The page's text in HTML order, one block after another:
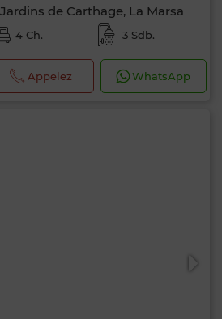
de Carthage, La Marsa
4 Ch. 3 Sdb.
Appelez WhatsApp